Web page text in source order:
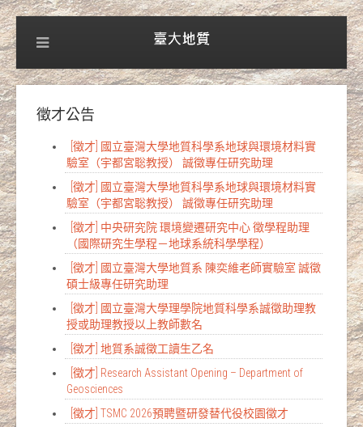
徵才公告
[徵才] 國立臺灣大學地質科學系地球與環境材料實
驗室（宇都宮聡教授） 誠徵專任研究助理
[徵才] 國立臺灣大學地質科學系地球與環境材料實
驗室（宇都宮聡教授） 誠徵專任研究助理
[徵才] 中央研究院 環境變遷研究中心 徵學程助理
（國際研究生學程－地球系統科學學程）
[徵才] 國立臺灣大學地質系 陳奕維老師實驗室 誠徵
碩士級專任研究助理
[徵才] 國立臺灣大學理學院地質科學系誠徵助理教
授或助理教授以上教師數名
[徵才] 地質系誠徵工讀生乙名
[徵才] Research Assistant Opening – Department of
Geosciences
[徵才] TSMC 2026預聘暨研發替代役校園徵才